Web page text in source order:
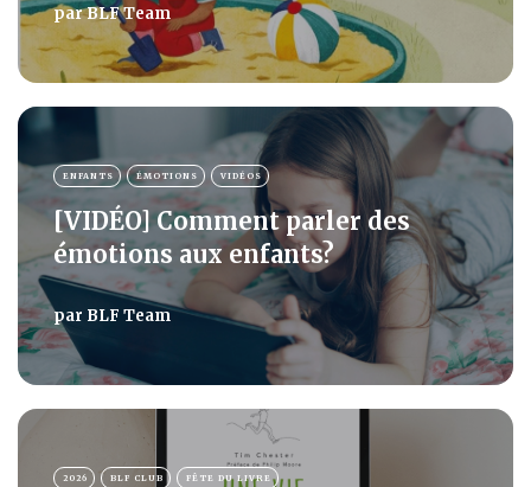
parBLF Team
ENFANTS ÉMOTIONS VIDÉOS
[VIDÉO] Comment parler des
émotions aux enfants?
par BLF Team
2026 BLF CLUB FÊTE DU LIVRE